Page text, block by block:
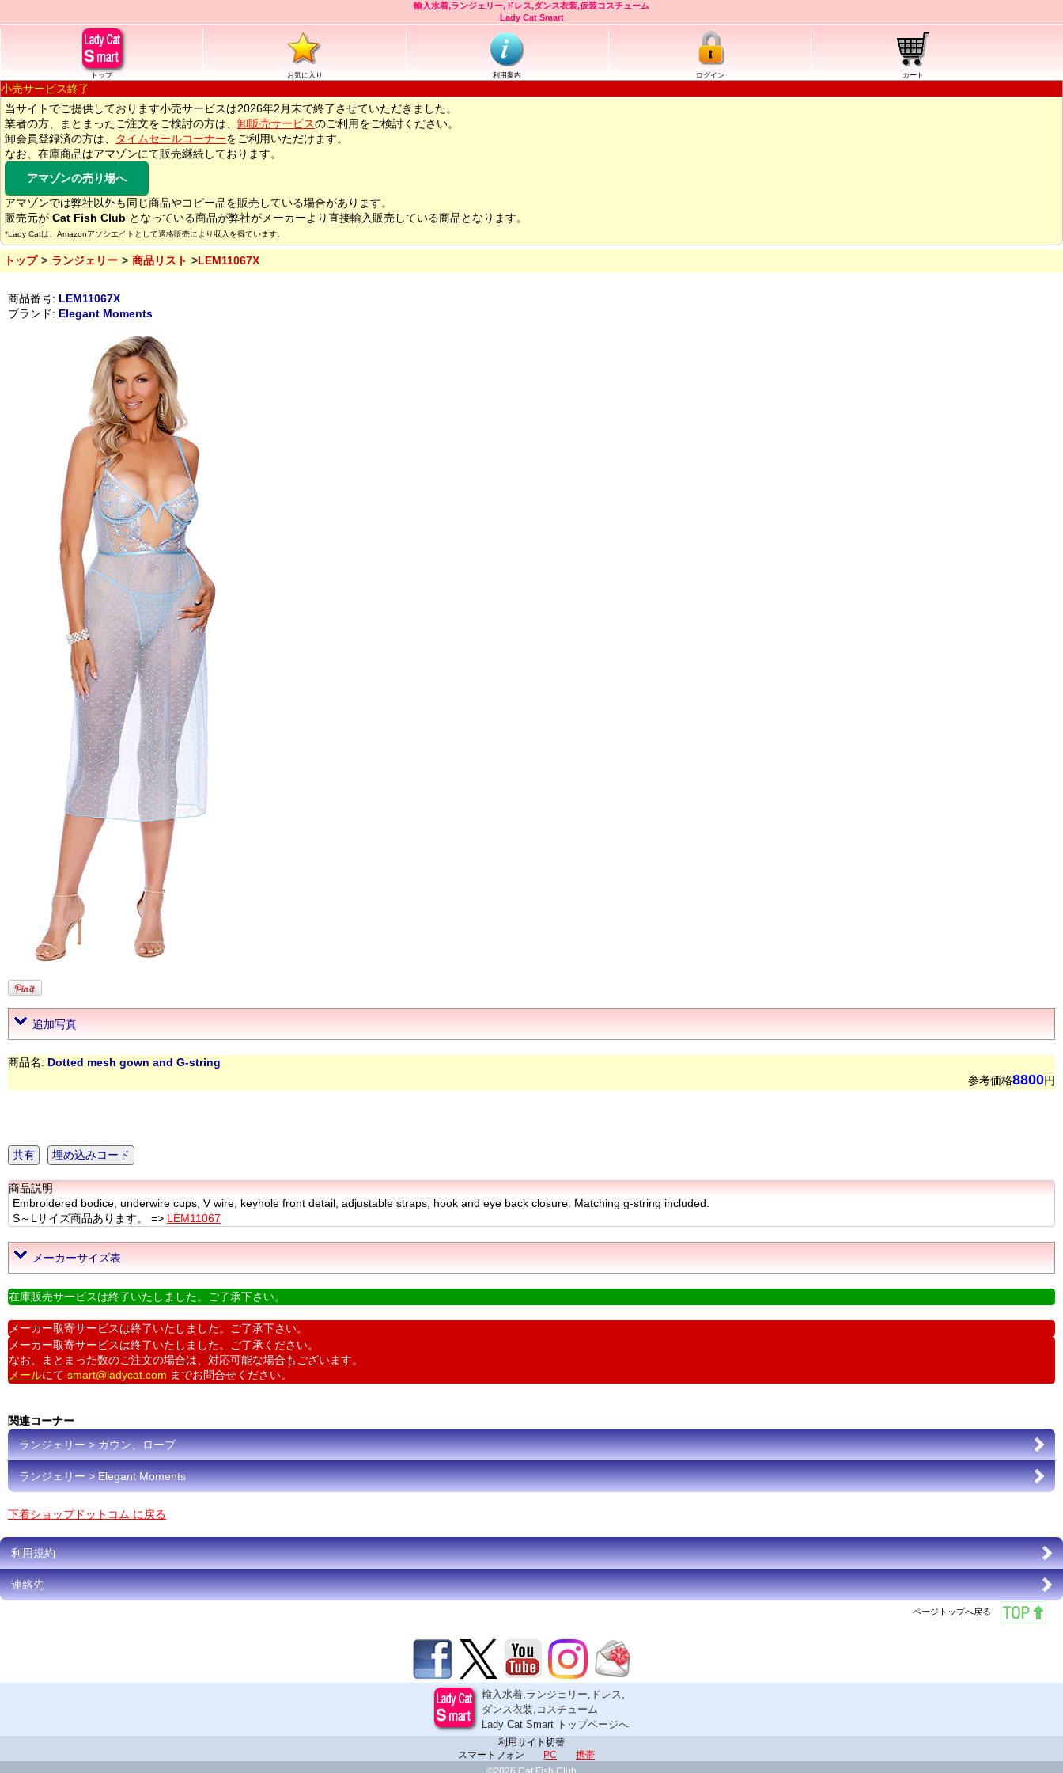
輸入水着,ランジェリー,ドレス,ダンス衣装,仮装コスチューム
Lady Cat Smart
トップ お気に入り 利用案内 ログイン カート
小売サービス終了
当サイトでご提供しております小売サービスは2026年2月末で終了させていただきました。
業者の方、まとまったご注文をご検討の方は、 卸販売サービスのご利用をご検討ください。
卸会員登録済の方は、
タイムセールコーナーをご利用いただけます。
なお、在庫商品はアマゾンにて販売継続しております。
アマゾンの売り場へ
アマゾンでは弊社以外も同じ商品やコピー品を販売している場合があります。
販売元が Cat Fish Club となっている商品が弊社がメーカーより直接輸入販売している商品となります。
*Lady Catは、Amazonアソシエイトとして適格販売により収入を得ています。
トップ ランジェリー 商品リスト LEM11067X
商品番号: LEM11067X
ブランド: Elegant Moments
追加写真
商品名: Dotted mesh gown and G-string
参考価格8800円
共有 埋め込みコード
商品説明
Embroidered bodice, underwire cups, V wire, keyhole front detail, adjustable straps, hook and eye back closure. Matching g-string included.
S～Lサイズ商品あります。 => LEM11067
メーカーサイズ表
在庫販売サービスは終了いたしました。ご了承下さい。
メーカー取寄サービスは終了いたしました。ご了承下さい。
メーカー取寄サービスは終了いたしました。ご了承ください。
なお、まとまった数のご注文の場合は、対応可能な場合もございます。
メールにて smart@ladycat.com までお問合せください。
関連コーナー
ランジェリー > ガウン、ローブ
ランジェリー > Elegant Moments
下着ショップドットコム に戻る
利用規約
連絡先
ページトップへ戻る
輸入水着,ランジェリー,ドレス,
ダンス衣装,コスチューム
Lady Cat Smart トップページへ
利用サイト切替
スマートフォン
PC
携帯